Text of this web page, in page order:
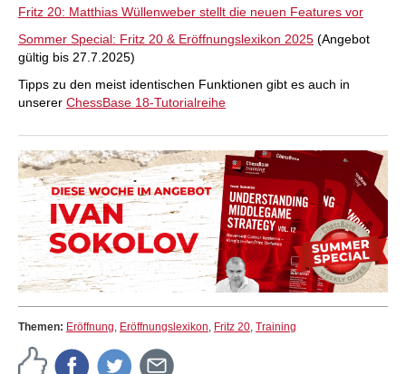
Fritz 20: Matthias Wüllenweber stellt die neuen Features vor
Sommer Special: Fritz 20 & Eröffnungslexikon 2025 (Angebot
gültig bis 27.7.2025)
Tipps zu den meist identischen Funktionen gibt es auch in
unserer ChessBase 18-Tutorialreihe
Themen: Eröffnung, Eröffnungslexikon, Fritz 20, Training